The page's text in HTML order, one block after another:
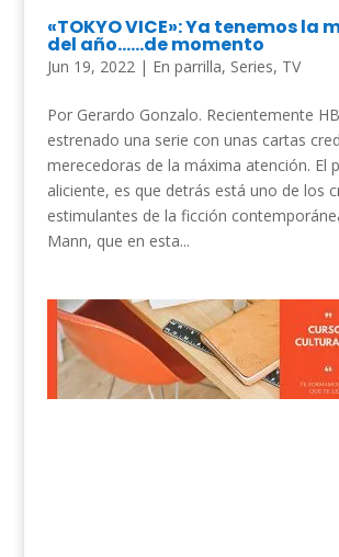
«TOKYO VICE»: Ya tenemos la
del año……de momento
Jun 19, 2022 | En parrilla, Series, TV
Por Gerardo Gonzalo. Recientemente
estrenado una serie con unas cartas
merecedoras de la máxima atención. El
aliciente, es que detrás está uno de los
estimulantes de la ficción
Mann, que en esta...